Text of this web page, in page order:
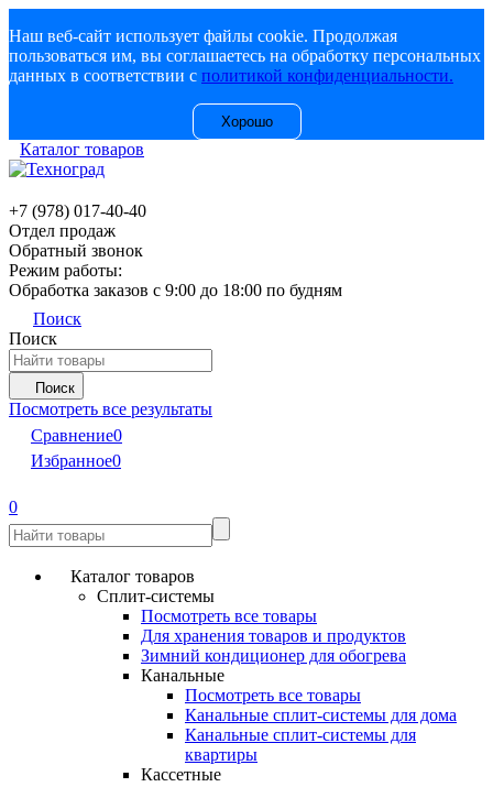
Наш веб-сайт использует файлы cookie. Продолжая
пользоваться им, вы соглашаетесь на обработку персональных
данных в соответствии с политикой конфиденциальности.
Хорошо
Каталог товаров
+7 (978) 017-40-40
Отдел продаж
Обратный звонок
Режим работы:
Обработка заказов с 9:00 до 18:00 по будням
Поиск
Поиск
Поиск
Посмотреть все результаты
Сравнение0
Избранное0
0
Каталог товаров
Сплит-системы
Посмотреть все товары
Для хранения товаров и продуктов
Зимний кондиционер для обогрева
Канальные
Посмотреть все товары
Канальные сплит-системы для дома
Канальные сплит-системы для
квартиры
Кассетные